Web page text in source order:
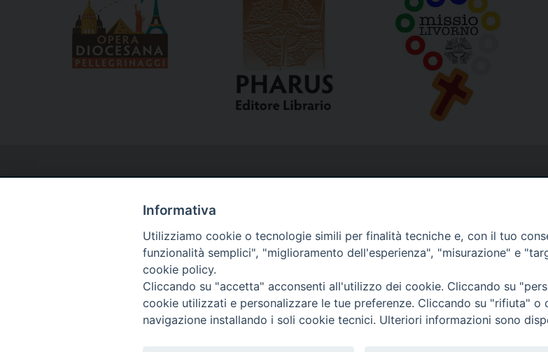
Via del Seminario, 61 - 57122 Livorno LI
Tel. 0586 276211
Informativa
Utilizziamo cookie o tecnologie simili per finalità tecniche e, con il tuo
funzionalità semplici", "miglioramento dell'esperienza", "misurazione" e
cookie policy.
Cliccando su "accetta" acconsenti all'utilizzo dei cookie. Cliccando su
cookie utilizzati e personalizzare le tue preferenze. Cliccando su "rifiuta" o
navigazione installando i soli cookie tecnici. Ulteriori informazioni sono